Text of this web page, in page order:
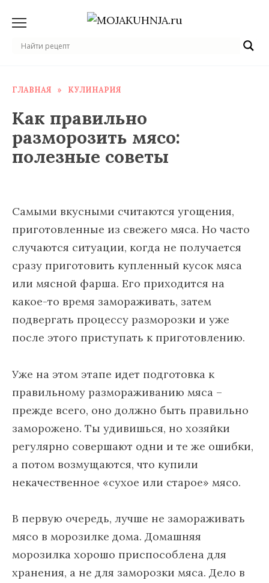
содержанию
ГЛАВНАЯ » КУЛИНАРИЯ
Как правильно
разморозить мясо:
полезные советы
Самыми вкусными считаются угощения,
приготовленные из свежего мяса. Но часто
случаются ситуации, когда не получается
сразу приготовить купленный кусок мяса
или мясной фарша. Его приходится на
какое-то время замораживать, затем
подвергать процессу разморозки и уже
после этого приступать к приготовлению.
Уже на этом этапе идет подготовка к
правильному размораживанию мяса –
прежде всего, оно должно быть правильно
заморожено. Ты удивишься, но хозяйки
регулярно совершают одни и те же ошибки,
а потом возмущаются, что купили
некачественное «сухое или старое» мясо.
В первую очередь, лучше не замораживать
мясо в морозилке дома. Домашняя
морозилка хорошо приспособлена для
хранения, а не для заморозки мяса. Дело в